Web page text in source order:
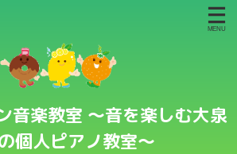
音楽教室 〜音を楽しむ大泉
個人ピアノ教室〜